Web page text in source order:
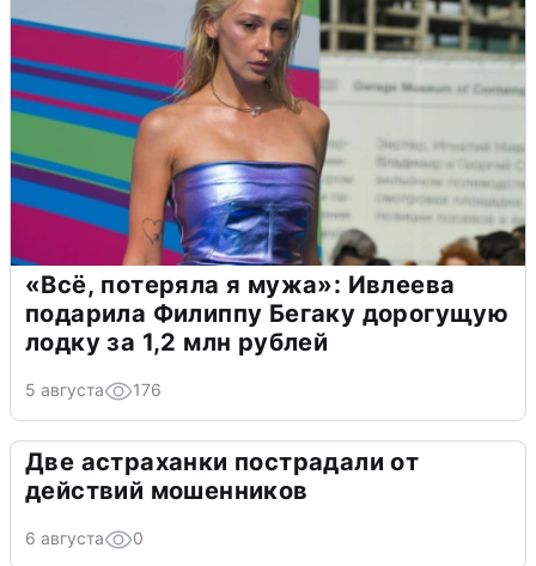
«Всё, потеряла я мужа»: Ивлеева
подарила Филиппу Бегаку дорогущую
лодку за 1,2 млн рублей
5 августа 176
Две астраханки пострадали от
действий мошенников
6 августа 0